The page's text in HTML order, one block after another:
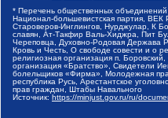
* Перечень общественных
Национал-большевистская партия,
Староверов-Инглингов, Нурджулар, К
славян, Ат-Такфир Валь-Хиджра, Пит
Череповца, Духовно-Родовая Держава
Кровь и Честь, О свободе совести и о
религиозная организация п.
организация «Братство», Свидетели
болельщиков «Фирма», Молодежная
республика Русь, Арестантское
прав граждан, Штабы Навального
Источник: https://minjust.gov.ru/ru/